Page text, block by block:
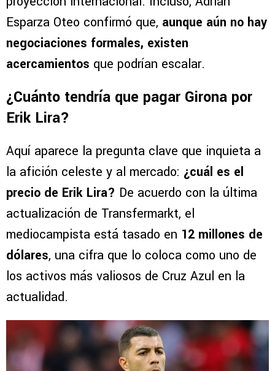
Esparza Oteo confirmó que, aunque aún no hay
negociaciones formales, existen
acercamientos que podrían escalar.
¿Cuánto tendría que pagar Girona por
Erik Lira?
Aquí aparece la pregunta clave que inquieta a
la afición celeste y al mercado: ¿cuál es el
precio de Erik Lira? De acuerdo con la última
actualización de Transfermarkt, el
mediocampista está tasado en 12 millones de
dólares, una cifra que lo coloca como uno de
los activos más valiosos de Cruz Azul en la
actualidad.